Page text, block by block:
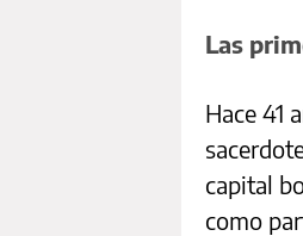
Las
Hace 41
capital
como